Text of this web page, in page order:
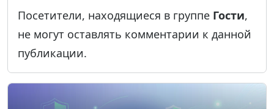
Посетители, находящиеся в группе Гости,
не могут оставлять комментарии к данной
публикации.